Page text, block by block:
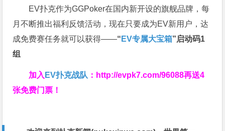
EV扑克作为GGPoker在国内新开设的旗舰品牌，每
月不断推出福利反馈活动，现在只要成为EV新用户，达
成免费赛任务就可以获得——“ EV专属大宝箱”启动码1
组
加入 EV扑克战队 ： http://evpk7.com/96088再送4
张免费门票！